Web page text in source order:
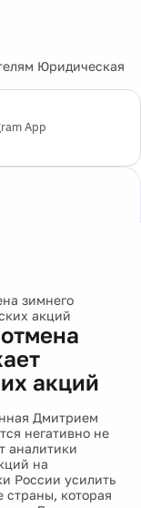
Юридическая
App
зимнего
акций
акций
Дмитрием
негативно не
аналитики
на
России усилить
страны, которая